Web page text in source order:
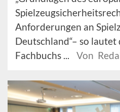
Anforderungen an
Deutschland“– so
Fachbuchs ...
Von